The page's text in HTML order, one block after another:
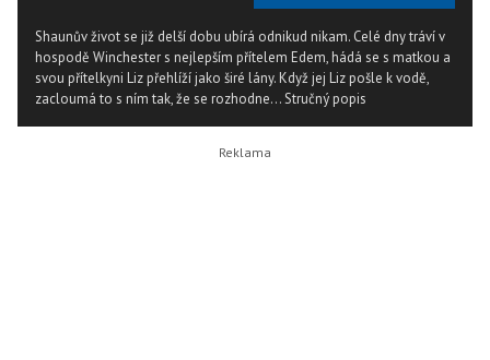
Shaunův život se již delší dobu ubírá odnikud nikam. Celé dny tráví v
hospodě Winchester s nejlepším přítelem Edem, hádá se s matkou a
svou přítelkyni Liz přehlíží jako širé lány. Když jej Liz pošle k vodě,
zacloumá to s ním tak, že se rozhodne...Stručný popis